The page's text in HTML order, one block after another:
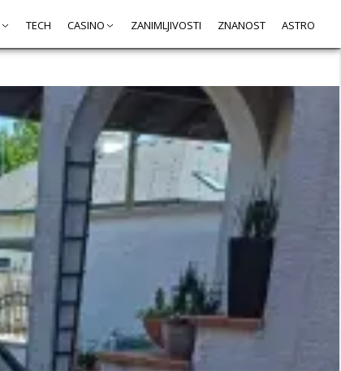
TECH CASINO ZANIMLJIVOSTI ZNANOST ASTRO